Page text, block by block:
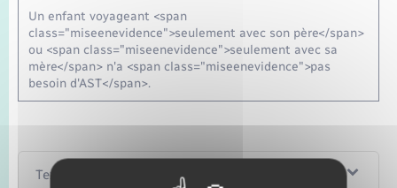
Un enfant voyageant <span
class="miseenevidence">seulement avec son père</span>
ou <span class="miseenevidence">seulement avec sa
mère</span> n'a <span class="miseenevidence">pas
besoin d'AST</span>.
Textes de référence